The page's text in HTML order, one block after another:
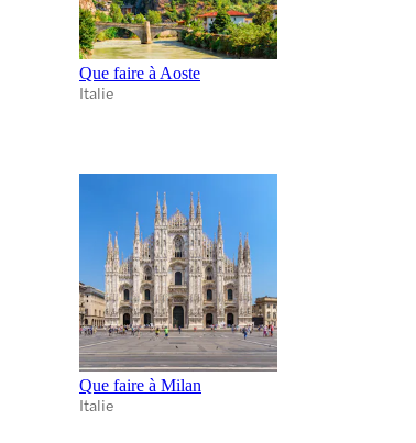
Que faire à Aoste
Italie
Que faire à Milan
Italie